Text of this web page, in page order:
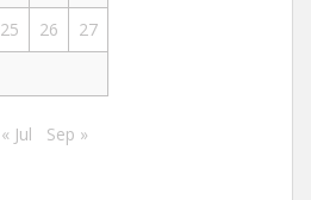
25 26
27
« Jul Sep »